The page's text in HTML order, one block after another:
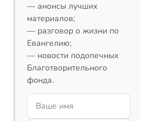
— анонсы лучших
материалов;
— разговор о жизни по
Евангелию;
— новости подопечных
Благотворительного
фонда.